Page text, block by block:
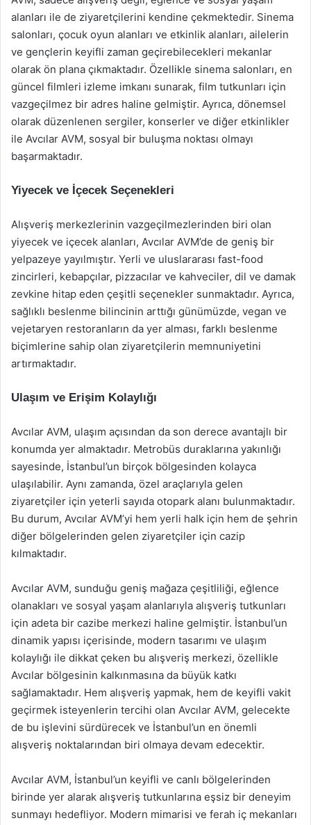
alanları ile de ziyaretçilerini kendine çekmektedir. Sinema
salonları, çocuk oyun alanları ve etkinlik alanları, ailelerin
ve gençlerin keyifli zaman geçirebilecekleri mekanlar
olarak ön plana çıkmaktadır. Özellikle sinema salonları, en
güncel filmleri izleme imkanı sunarak, film tutkunları için
vazgeçilmez bir adres haline gelmiştir. Ayrıca, dönemsel
olarak düzenlenen sergiler, konserler ve diğer etkinlikler
ile Avcılar AVM, sosyal bir buluşma noktası olmayı
başarmaktadır.
Yiyecek ve İçecek Seçenekleri
Alışveriş merkezlerinin vazgeçilmezlerinden biri olan
yiyecek ve içecek alanları, Avcılar AVM’de de geniş bir
yelpazeye yayılmıştır. Yerli ve uluslararası fast-food
zincirleri, kebapçılar, pizzacılar ve kahveciler, dil ve damak
zevkine hitap eden çeşitli seçenekler sunmaktadır. Ayrıca,
sağlıklı beslenme bilincinin arttığı günümüzde, vegan ve
vejetaryen restoranların da yer alması, farklı beslenme
biçimlerine sahip olan ziyaretçilerin memnuniyetini
artırmaktadır.
Ulaşım ve Erişim Kolaylığı
Avcılar AVM, ulaşım açısından da son derece avantajlı bir
konumda yer almaktadır. Metrobüs duraklarına yakınlığı
sayesinde, İstanbul’un birçok bölgesinden kolayca
ulaşılabilir. Aynı zamanda, özel araçlarıyla gelen
ziyaretçiler için yeterli sayıda otopark alanı bulunmaktadır.
Bu durum, Avcılar AVM’yi hem yerli halk için hem de şehrin
diğer bölgelerinden gelen ziyaretçiler için cazip
kılmaktadır.
Avcılar AVM, sunduğu geniş mağaza çeşitliliği, eğlence
olanakları ve sosyal yaşam alanlarıyla alışveriş tutkunları
için adeta bir cazibe merkezi haline gelmiştir. İstanbul’un
dinamik yapısı içerisinde, modern tasarımı ve ulaşım
kolaylığı ile dikkat çeken bu alışveriş merkezi, özellikle
Avcılar bölgesinin kalkınmasına da büyük katkı
sağlamaktadır. Hem alışveriş yapmak, hem de keyifli vakit
geçirmek isteyenlerin tercihi olan Avcılar AVM, gelecekte
de bu işlevini sürdürecek ve İstanbul’un en önemli
alışveriş noktalarından biri olmaya devam edecektir.
Avcılar AVM, İstanbul’un keyifli ve canlı bölgelerinden
birinde yer alarak alışveriş tutkunlarına eşsiz bir deneyim
sunmayı hedefliyor. Modern mimarisi ve ferah iç mekanları